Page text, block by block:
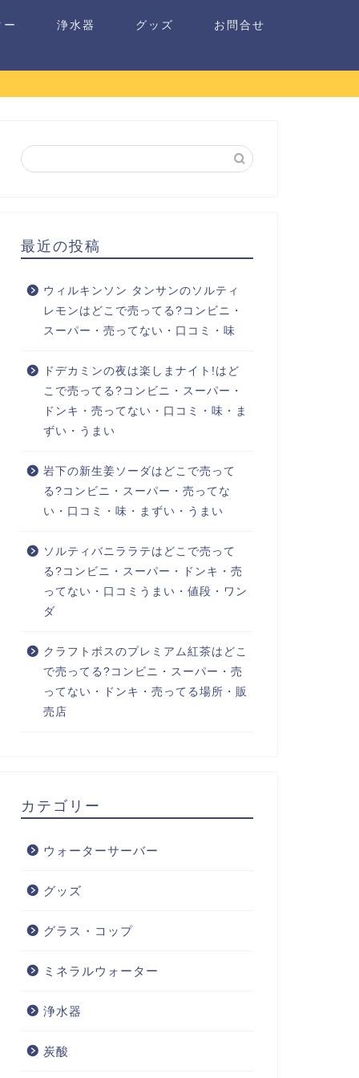
浄水器 グッズ お問合せ
最近の投稿
ウィルキンソン タンサンのソルティ
レモンはどこで売ってる?コンビニ・
スーパー・売ってない・口コミ・味
ドデカミンの夜は楽しまナイト!はど
こで売ってる?コンビニ・スーパー・
ドンキ・売ってない・口コミ・味・ま
ずい・うまい
岩下の新生姜ソーダはどこで売って
る?コンビニ・スーパー・売ってな
い・口コミ・味・まずい・うまい
ソルティバニララテはどこで売って
る?コンビニ・スーパー・ドンキ・売
ってない・口コミうまい・値段・ワン
ダ
クラフトボスのプレミアム紅茶はどこ
で売ってる?コンビニ・スーパー・売
ってない・ドンキ・売ってる場所・販
売店
カテゴリー
ウォーターサーバー
グッズ
グラス・コップ
ミネラルウォーター
浄水器
炭酸